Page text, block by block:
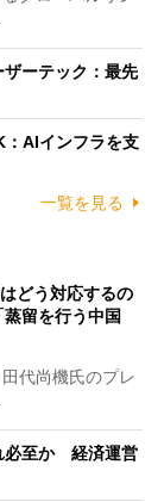
ザーテック：最先
：AIインフラを支
一覧を見る
どう対応するの
留を行う中国
代尚機氏のプレ
必至か 経済運営